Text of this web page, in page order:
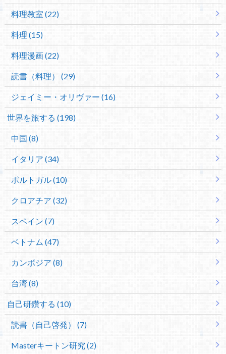
料理教室 (22)
料理 (15)
料理漫画 (22)
読書（料理） (29)
ジェイミー・オリヴァー (16)
世界を旅する (198)
中国 (8)
イタリア (34)
ポルトガル (10)
クロアチア (32)
スペイン (7)
ベトナム (47)
カンボジア (8)
台湾 (8)
自己研鑽する (10)
読書（自己啓発） (7)
Masterキートン研究 (2)